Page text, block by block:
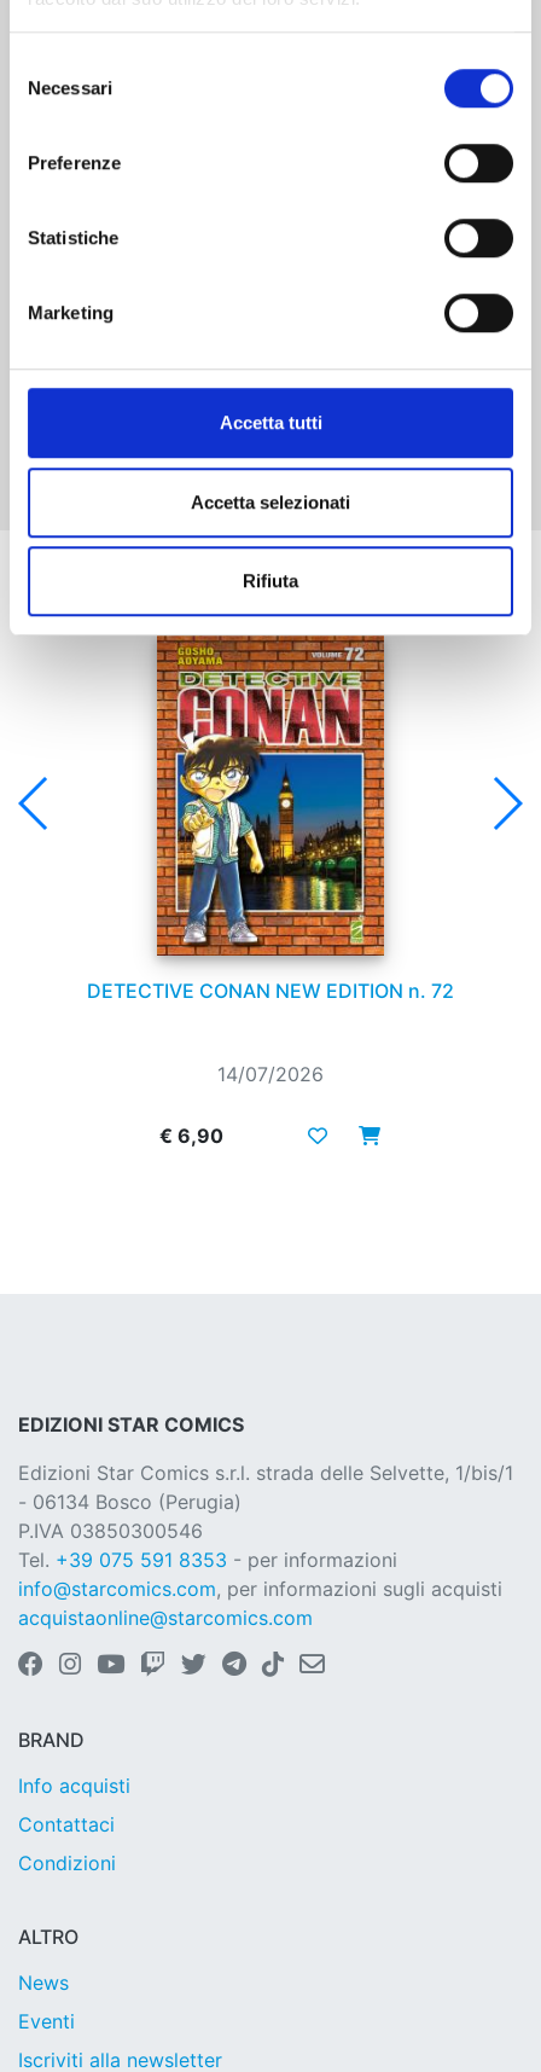
delNecessari
Preferenze
Statistiche
Marketing
Accetta tutti
Accetta selezionati
Rifiuta
DRAGON QUEST - THE ADVENTURE OF DAI n.
Mostra tutto
Se ti è piaciuto prova anche:
DETECTIVE CONAN NEW EDITION n. 72
14/07/2026
€ 6,90
EDIZIONI STAR COMICS
Edizioni Star Comics s.r.l. strada delle Selvette, 1/bis/1
- 06134 Bosco (Perugia)
P.IVA 03850300546
Tel. +39 075 591 8353 - per informazioni
info@starcomics.com, per informazioni sugli acquisti
acquistaonline@starcomics.com
BRAND
Info acquisti
Contattaci
Condizioni
ALTRO
News
Eventi
Iscriviti alla newsletter